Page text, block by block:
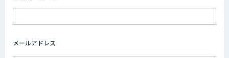
メールアドレス